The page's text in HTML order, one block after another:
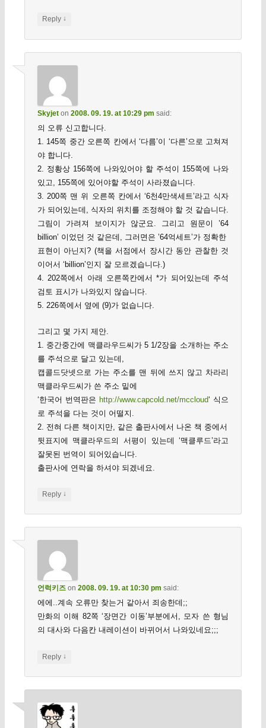
Reply ↓
Skyjeton 2008. 09. 19. at 10:29 pm said:
의 오류 신고합니다.
1. 145쪽 중간 오른쪽 칸에서 ‘다름’이 ‘다른’으로 고쳐져
야 합니다.
2. 정황상 156쪽에 나와있어야 할 주석이 155쪽에 나와
있고, 155쪽에 있어야할 주석이 사라졌습니다.
3. 200쪽 맨 위 오른쪽 칸에서 ‘6천4만색세트’라고 식자
가 되어있는데, 식자의 위치를 조정해야 할 것 같습니다.
그림이 가려져 보이지가 않군요. 그리고 원문이 ’64
billion’ 이었던 것 같은데, 그러면은 ’64억세트’가 정확한
표현이 아닌지? (책을 서점에서 장시간 동안 관찰한 것
이어서 ‘billion’인지 잘 모르겠습니다.)
4. 202쪽에서 아래 오른쪽칸에서 *가 되어있는데 주석
검토 표시가 나와있지 않습니다.
5. 226쪽에서 옆에 (9)가 없습니다.
그리고 몇 가지 제안.
1. 중간중간에 맥클라우드씨가 5 1/2장을 소개하는 주소
를 주석으로 달고 있는데,
캡콜드닷넷으로 가는 주소를 맨 뒤에 쓰지 않고 차라리
맥클라우드씨가 쓴 주소 밑에
‘한국어 번역판은 http://www.capcold.net/mccloud‘ 식으
로 주석을 다는 것이 어떨지.
2. 전혀 다른 책이지만, 같은 출판사에서 나온 책 중에서
뒷표지에 맥클라우드의 서평이 있는데 ‘맥클루드’라고
잘못된 번역이 되어있습니다.
출판사에 연락을 하셔야 되겠네요.
Reply ↓
언럭키즈on 2008. 09. 19. at 10:30 pm said:
에에..계속 오류만 찾는거 같아서 죄송한데;;
만화의 이해 82쪽 ‘장면간 이동’부분에서, 모자 쓴 형님
의 대사와 다음칸 내레이션이 바뀌어서 나와있네요;;;
Reply ↓